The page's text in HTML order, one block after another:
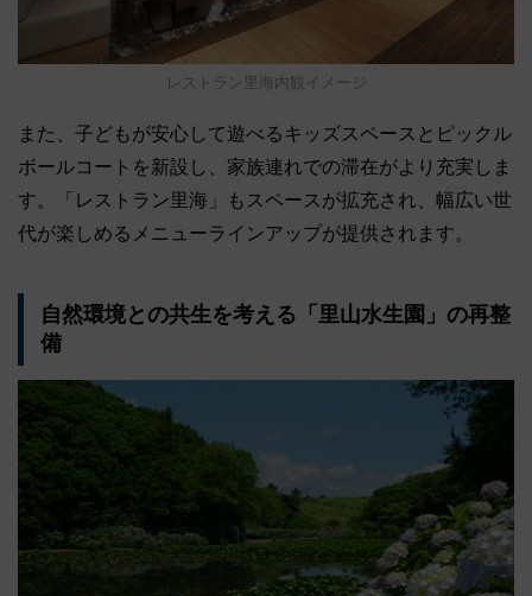
レストラン里海内観イメージ
また、子どもが安心して遊べるキッズスペースとピックル
ボールコートを新設し、家族連れでの滞在がより充実しま
す。「レストラン里海」もスペースが拡充され、幅広い世
代が楽しめるメニューラインアップが提供されます。
自然環境との共生を考える「里山水生園」の再整
備